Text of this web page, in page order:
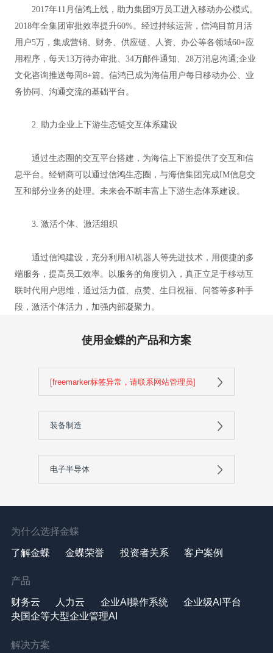
2017年11月信鸿上线，助力集团9万员工进入移动办公模式。
2018年全集团审批效率提升60%。经过持续运营，信鸿目前月活
用户5万，集成营销、财务、供应链、人资、办公等各领域60+应
用程序，每天13万待办审批、34万邮件通知、28万消息沟通;企业
文化咨询推送每周8+篇。信鸿已成为海信用户每日移动办公、业
务协同、沟通交流的基础平台。
2. 助力企业上下游生态链交互体系建设
通过生态圈的交互平台搭建，为海信上下游提供了交互和信
息平台。经销商可以通过信鸿生态圈，与海信集团完成IM信息交
互和部分业务的处理。未来会不断丰富上下游生态体系建设。
3. 激活个体、激活组织
通过信鸿建设，充分利用AI机器人等先进技术，用便捷的多
端服务，提高员工效率。以服务的角度切入，真正立足于移动互
联时代用户思维，通过活力值、点赞、生日祝福、问答等多种手
段，激活个体活力，加强内部凝聚力。
使用金蝶的产品和方案
[freemarker标签异常，请联系网站管理员]
装备制造
电子半导体
为什么选择金蝶
了解金蝶 金蝶荣誉 投资者关系 客户案例
产品
财务云 人力云 企业AI操作系统
企业级AI平台
央国企等大型企业管理AI
解决方案